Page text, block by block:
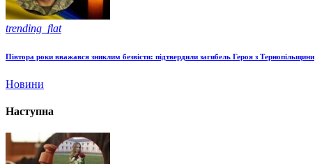
trending_flat
Півтора роки вважався зниклим безвісти: підтвердили загибель Героя з Тернопільщини
Новини
Наступна